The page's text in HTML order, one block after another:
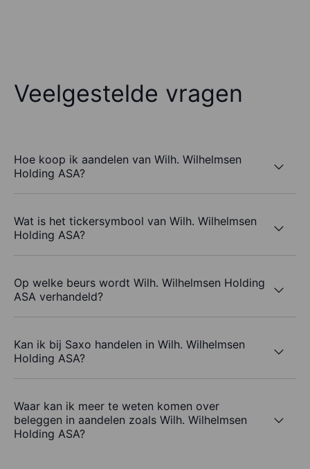
Veelgestelde vragen
Hoe koop ik aandelen van Wilh. Wilhelmsen
Holding ASA?
Wat is het tickersymbool van Wilh. Wilhelmsen
Holding ASA?
Op welke beurs wordt Wilh. Wilhelmsen Holding
ASA verhandeld?
Kan ik bij Saxo handelen in Wilh. Wilhelmsen
Holding ASA?
Waar kan ik meer te weten komen over
beleggen in aandelen zoals Wilh. Wilhelmsen
Holding ASA?